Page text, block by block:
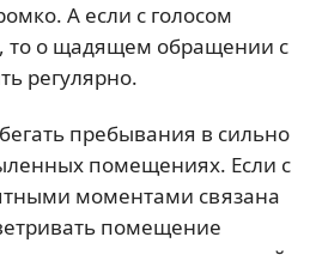
А если с голосом
то о щадящем обращении с
регулярно.
пребывания в сильно
помещениях. Если с
моментами связана
помещение